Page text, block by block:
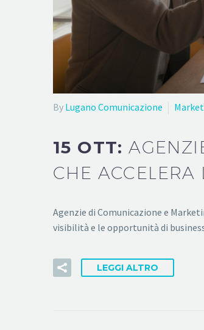
By Lugano Comunicazione
15 OTT:
CHE ACCELERA
Agenzie di Comunicazione e
visibilità e le opportunità di
LEGGI ALTRO